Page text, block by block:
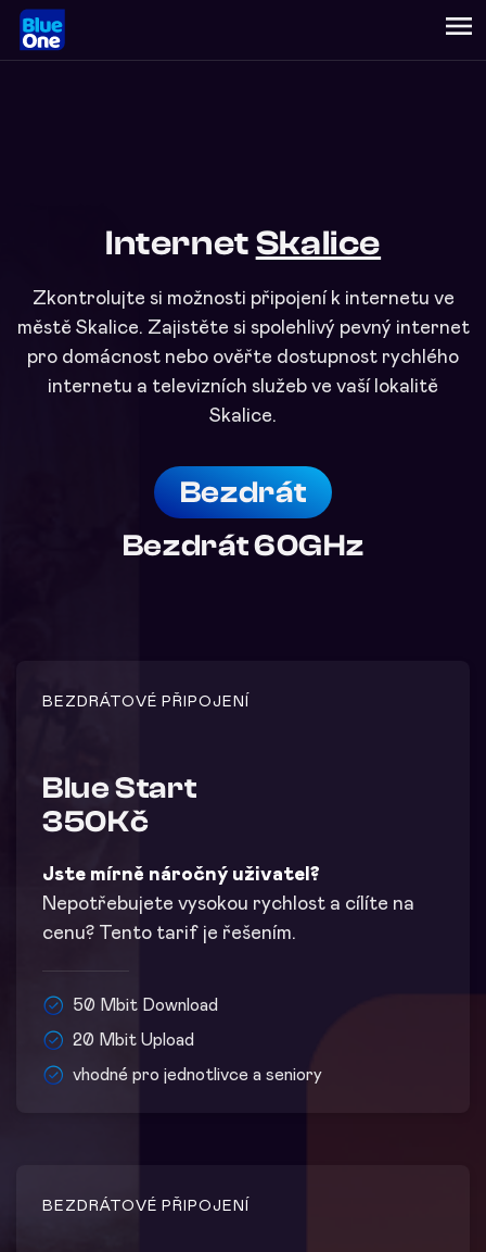
menu
InternetSkalice
Zkontrolujte si možnosti připojení k internetu ve
městě Skalice. Zajistěte si spolehlivý pevný internet
pro domácnost nebo ověřte dostupnost rychlého
internetu a televizních služeb ve vaší lokalitě
Skalice.
Bezdrát
Bezdrát 60GHz
BEZDRÁTOVÉ PŘIPOJENÍ
Blue Start
350Kč
Jste mírně náročný uživatel?
Nepotřebujete vysokou rychlost a cílíte na
cenu? Tento tarif je řešením.
50 Mbit Download
20 Mbit Upload
vhodné pro jednotlivce a seniory
BEZDRÁTOVÉ PŘIPOJENÍ